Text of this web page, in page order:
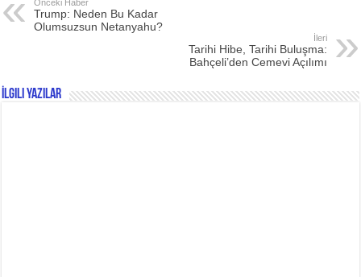
Önceki Haber
Trump: Neden Bu Kadar
Olumsuzsun Netanyahu?
İleri
Tarihi Hibe, Tarihi Buluşma:
Bahçeli’den Cemevi Açılımı
İlgili Yazılar